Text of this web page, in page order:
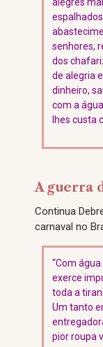
senhores,
dos
de alegria
dinheiro,
com a
lhes custa
A guerra
Continua
carnaval no
“Com
exerce
toda a
Um tanto
pior roupa